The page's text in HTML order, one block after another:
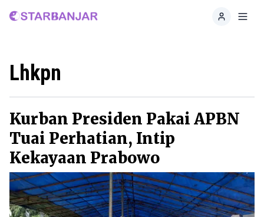
Home
Lhkpn
Kurban Presiden Pakai APBN
Tuai Perhatian, Intip
Kekayaan Prabowo